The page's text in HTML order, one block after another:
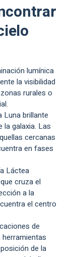
lumínica
la visibilidad
rurales o
Luna brillante
galaxia. Las
cercanas
en fases
Láctea
cruza el
a la
el centro
de
de la